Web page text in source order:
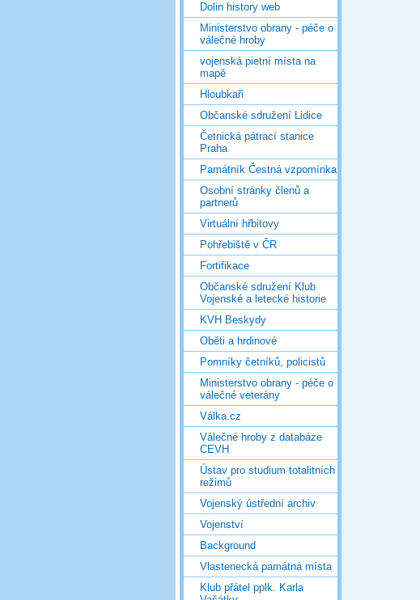
Dolin history web
Ministerstvo obrany - péče o
válečné hroby
vojenská pietní místa na
mapě
Hloubkaři
Občanské sdružení Lidice
Četnická pátrací stanice
Praha
Památník Čestná vzpomínka
Osobní stránky členů a
partnerů
Virtuální hřbitovy
Pohřebiště v ČR
Fortifikace
Občanské sdružení Klub
Vojenské a letecké historie
KVH Beskydy
Oběti a hrdinové
Pomníky četníků, policistů
Ministerstvo obrany - péče o
válečné veterány
Válka.cz
Válečné hroby z databáze
CEVH
Ústav pro studium totalitních
režimů
Vojenský ústřední archiv
Vojenství
Background
Vlastenecká památná místa
Klub přátel pplk. Karla